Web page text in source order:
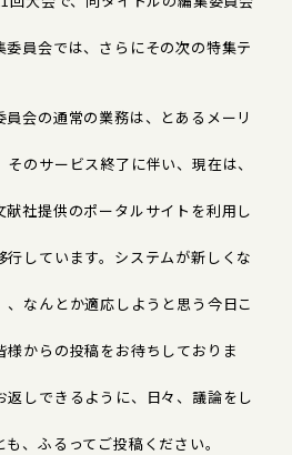
員会では、さらにその次の特集テ
員会の通常の業務は、とあるメーリ
のサービス終了に伴い、現在は、
社提供のポータルサイトを利用し
しています。システムが新しくな
なんとか適応しようと思う今日こ
からの投稿をお待ちしておりま
しできるように、日々、議論をし
、ふるってご投稿ください。